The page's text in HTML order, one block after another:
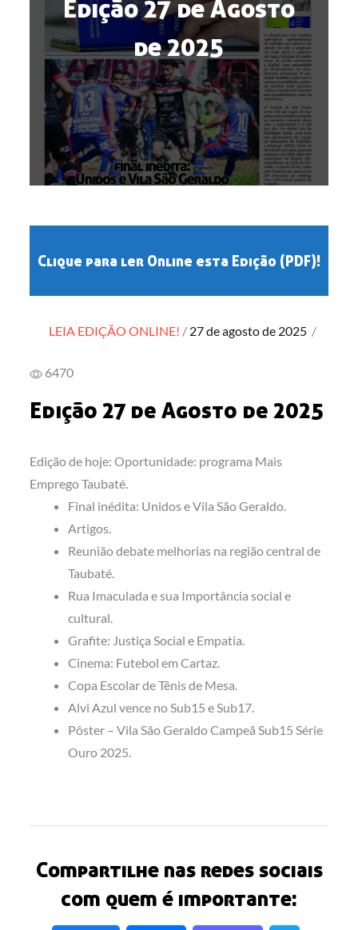
Edição 27 de Agosto
de 2025
Clique para ler Online esta Edição (PDF)!
LEIA EDIÇÃO ONLINE! Posted
27 de agosto de 2025 /
6470
Edição 27 de Agosto de 2025
Edição de hoje: Oportunidade: programa Mais
Emprego Taubaté.
Final inédita: Unidos e Vila São Geraldo.
Artigos.
Reunião debate melhorias na região central de
Taubaté.
Rua Imaculada e sua Importância social e
cultural.
Grafite: Justiça Social e Empatia.
Cinema: Futebol em Cartaz.
Copa Escolar de Tênis de Mesa.
Alvi Azul vence no Sub15 e Sub17.
Pôster – Vila São Geraldo Campeã Sub15 Série
Ouro 2025.
Compartilhe nas redes sociais
com quem é importante: